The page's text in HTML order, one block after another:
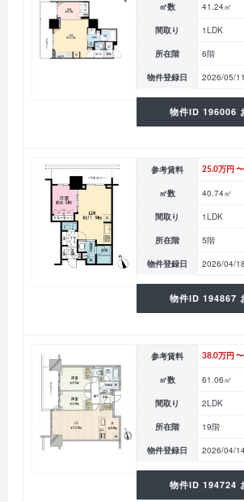
㎡数 41.24㎡
間取り 1LDK
所在階 6階
物件登録日 2026/05/11
物件ID 196006
参考賃料 25.0万円
㎡数 40.74㎡
間取り 1LDK
所在階 5階
物件登録日 2026/04/18
物件ID 194867
参考賃料 38.0万円
㎡数 61.06㎡
間取り 2LDK
所在階 19階
物件登録日 2026/04/
物件ID 194724